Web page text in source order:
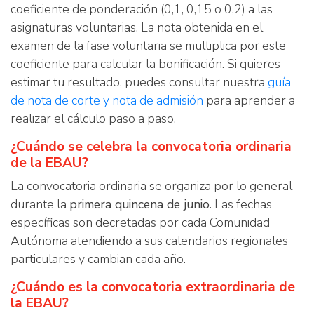
coeficiente de ponderación (0,1, 0,15 o 0,2) a las
asignaturas voluntarias. La nota obtenida en el
examen de la fase voluntaria se multiplica por este
coeficiente para calcular la bonificación. Si quieres
estimar tu resultado, puedes consultar nuestra guía
de nota de corte y nota de admisión para aprender a
realizar el cálculo paso a paso.
¿Cuándo se celebra la convocatoria ordinaria
de la EBAU?
La convocatoria ordinaria se organiza por lo general
durante la primera quincena de junio. Las fechas
específicas son decretadas por cada Comunidad
Autónoma atendiendo a sus calendarios regionales
particulares y cambian cada año.
¿Cuándo es la convocatoria extraordinaria de
la EBAU?